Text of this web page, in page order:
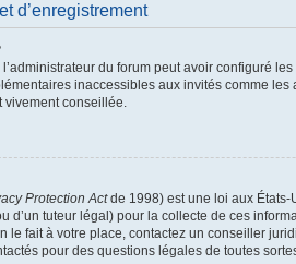
d’enregistrement
du forum peut avoir configuré
inaccessibles aux invités comme
vivement conseillée.
Protection Actde 1998) est une loi aux États-
d’un tuteur légal) pour la collecte de ces
le fait à votre place, contactez un conseiller
pour des questions légales de toutes